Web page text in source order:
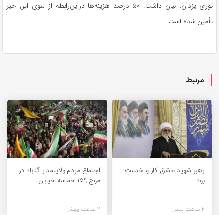
نوری یزدان، بیان داشت: ۵۰ درصد هزینه‌ها دراین‌رابطه از سوی این خیر
تأمین شده است.
مرتبط
رهبر شهید عاشق کار و خدمت
بود
2 ساعت پیش
اجتماع مردم ولایتمدار گناباد در
موج ۱۵۹ حماسه خیابان
2 ساعت پیش